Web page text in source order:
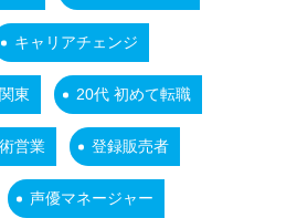
キャリアチェンジ
関東 20代 初めて転職
営業 登録販売者
声優マネージャー